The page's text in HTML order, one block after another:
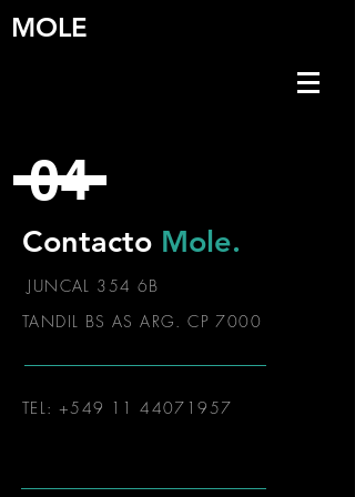
MOLE
04
Contacto Mole.
TEL: +549 11 44071957
JUNCAL 354 6B
TANDIL BS AS ARG. CP 7000